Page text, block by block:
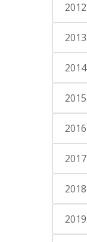
2012
2013
2014
2015
2016
2017
2018
2019